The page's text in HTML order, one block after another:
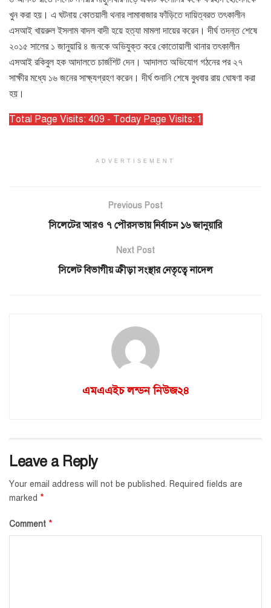
খুন করা হয়। এ ঘটনায় কোতয়ালী থনার লামাবাজার ফাঁড়িতে দায়িত্বরত তৎকালীন
এসআই খায়রুল ইসলাম বাদল বাদী হয়ে হত্যা মামলা দায়ের করেন। দীর্ঘ তদন্ত শেষে
২০১৫ সালের ১ জানুয়ারি ৪ জনকে অভিযুক্ত করে কোতোয়ালী থানার তৎকালীন
এসআই রকিবুল হক আদালতে চার্জশিট দেন। আদালত অভিযোগ গঠনের পর ২৭
সাক্ষীর মধ্যে ১৬ জনের সাক্ষ্যগ্রহণ করেন। দীর্ঘ শুনানি শেষে বুধবার রায় ঘোষণা করা
হয়।
Total Page Visits: 409 - Today Page Visits: 1
ADVERTISEMENT
Previous Post
সিলেটের আরও ৭ পৌরসভায় নির্বাচন ১৬ জানুয়ারি
Next Post
সিলেট বিভাগীয় ক্রীড়া সংস্থার নেতৃত্বে নাদেল
এমএএইচ লন্ডন নিউজ২৪
Leave a Reply
Your email address will not be published. Required fields are
marked *
Comment *